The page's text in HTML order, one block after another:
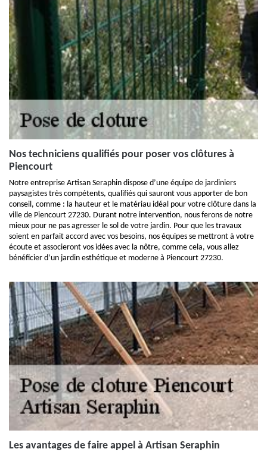
Nos techniciens qualifiés pour poser vos clôtures à
Piencourt
Notre entreprise Artisan Seraphin dispose d’une équipe de jardiniers
paysagistes très compétents, qualifiés qui sauront vous apporter de bon
conseil, comme : la hauteur et le matériau idéal pour votre clôture dans la
ville de Piencourt 27230. Durant notre intervention, nous ferons de notre
mieux pour ne pas agresser le sol de votre jardin. Pour que les travaux
soient en parfait accord avec vos besoins, nos équipes se mettront à votre
écoute et associeront vos idées avec la nôtre, comme cela, vous allez
bénéficier d’un jardin esthétique et moderne à Piencourt 27230.
Les avantages de faire appel à Artisan Seraphin